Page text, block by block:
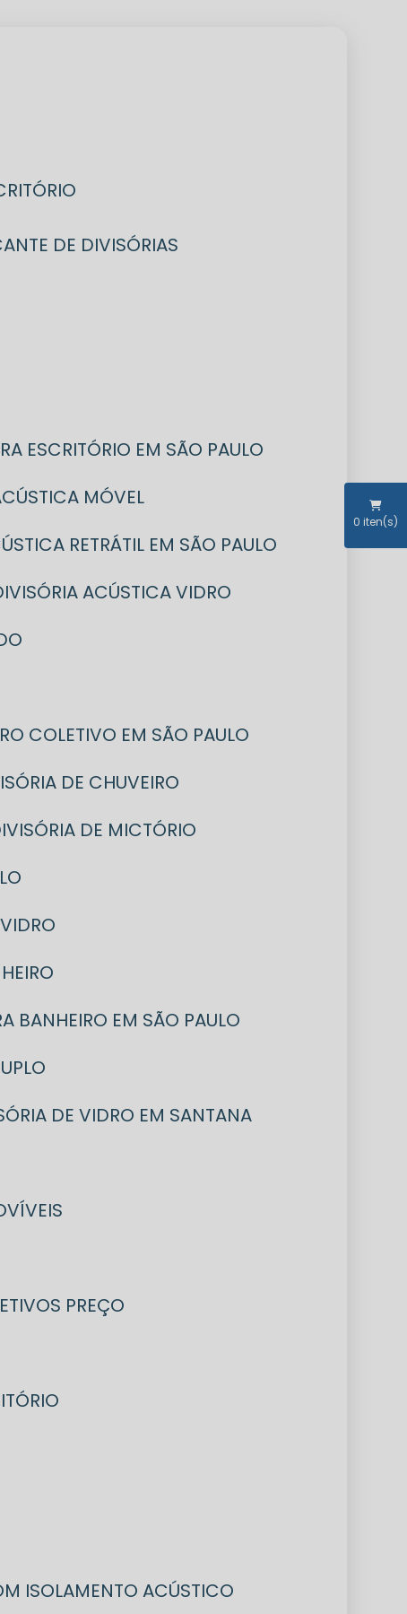
DE DIVISÓRIAS
ESCRITÓRIO EM SÃO PAULO
MÓVEL
RETRÁTIL EM SÃO PAULO
DIVISÓRIA ACÚSTICA VIDRO
COLETIVO EM SÃO PAULO
DE CHUVEIRO
DIVISÓRIA DE MICTÓRIO
BANHEIRO EM SÃO PAULO
DE VIDRO EM SANTANA
PREÇO
ISOLAMENTO ACÚSTICO
0 iten(s)